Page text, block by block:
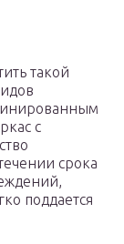
такой
с
срока
поддается